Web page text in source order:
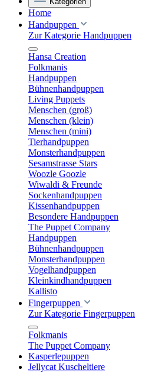
Home
Handpuppen
Zur Kategorie Handpuppen
Hansa Creation
Folkmanis
Handpuppen
Bühnenhandpuppen
Living Puppets
Menschen (groß)
Menschen (klein)
Menschen (mini)
Tierhandpuppen
Monsterhandpuppen
Sesamstrasse Stars
Woozle Goozle
Wiwaldi & Freunde
Sockenhandpuppen
Kissenhandpuppen
Besondere Handpuppen
The Puppet Company
Handpuppen
Bühnenhandpuppen
Monsterhandpuppen
Vogelhandpuppen
Kleinkindhandpuppen
Kallisto
Fingerpuppen
Zur Kategorie Fingerpuppen
Folkmanis
The Puppet Company
Kasperlepuppen
Jellycat Kuscheltiere